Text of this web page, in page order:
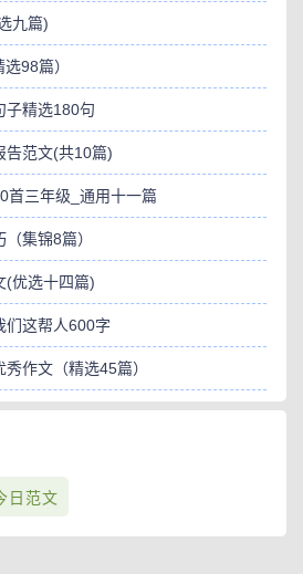
九篇)
98篇）
子精选180句
告范文(共10篇)
首三年级_通用十一篇
集锦8篇）
(优选十四篇)
们这帮人600字
作文（精选45篇）
日范文